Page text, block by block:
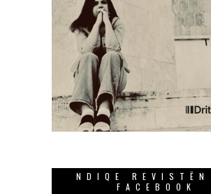
NDIQE REVISTËN
FACEBOOK